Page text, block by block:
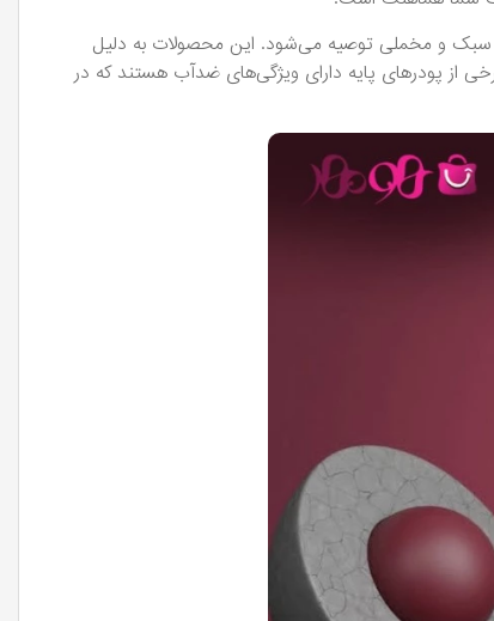
سبک و مخملی توصیه می‌شود. این محصولات به دلیل
پودرهای پایه دارای ویژگی‌های ضدآب هستند که در